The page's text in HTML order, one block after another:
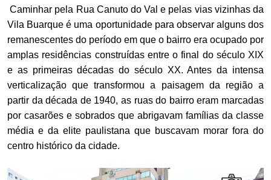
Caminhar pela Rua Canuto do Val e pelas vias vizinhas da
Vila Buarque é uma oportunidade para observar alguns dos
remanescentes do período em que o bairro era ocupado por
amplas residências construídas entre o final do século XIX
e as primeiras décadas do século XX. Antes da intensa
verticalização que transformou a paisagem da região a
partir da década de 1940, as ruas do bairro eram marcadas
por casarões e sobrados que abrigavam famílias da classe
média e da elite paulistana que buscavam morar fora do
centro histórico da cidade.